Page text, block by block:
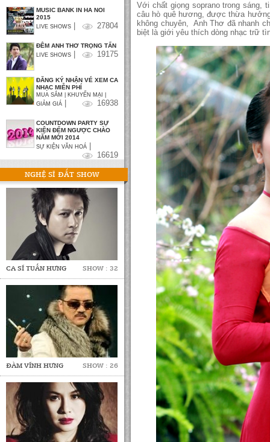
MUSIC BANK IN HA NOI
2015
LIVE SHOWS 27804
ĐÊM ANH THƠ TRỌNG TẤN
LIVE SHOWS 19175
ĐĂNG KÝ NHẬN VÉ XEM CA
NHẠC MIỄN PHÍ
MUA SẮM | KHUYẾN MẠI |
GIẢM GIÁ
16938
COUNTDOWN PARTY SỰ
KIỆN ĐẾM NGƯỢC CHÀO
NĂM MỚI 2014
SỰ KIỆN VĂN HOÁ
16619
NGHỆ SĨ ĐẮT SHOW
CA SĨ TUẤN HƯNG SHOW : 32
ĐÀM VĨNH HƯNG SHOW : 26
Với chất giọng soprano trong sáng,
câu hò quê hương, được thừa
không chuyên, Anh Thơ đã nhanh
biệt là giới yêu thích dòng nhạc trữ